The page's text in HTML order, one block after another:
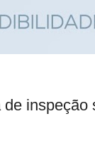
inspeção